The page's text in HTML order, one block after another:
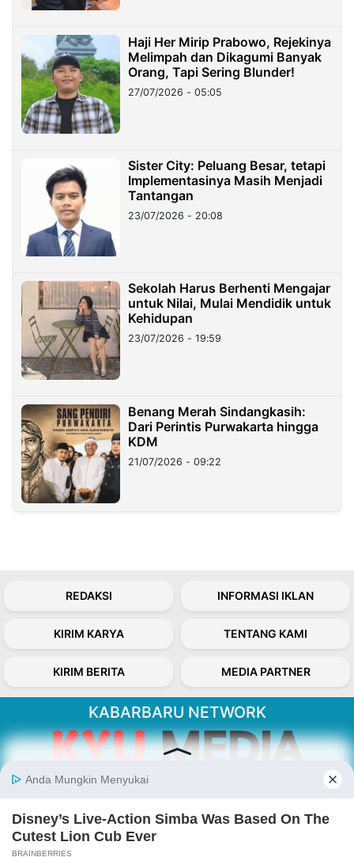
Haji Her Mirip Prabowo, Rejekinya
Melimpah dan Dikagumi Banyak
Orang, Tapi Sering Blunder!
27/07/2026 - 05:05
Sister City: Peluang Besar, tetapi
Implementasinya Masih Menjadi
Tantangan
23/07/2026 - 20:08
Sekolah Harus Berhenti Mengajar
untuk Nilai, Mulai Mendidik untuk
Kehidupan
23/07/2026 - 19:59
Benang Merah Sindangkasih:
Dari Perintis Purwakarta hingga
KDM
21/07/2026 - 09:22
REDAKSI INFORMASI IKLAN
KIRIM KARYA TENTANG KAMI
KIRIM BERITA MEDIA PARTNER
KABARBARU NETWORK
Kabarbaru.co menyajikan berita aktual dan